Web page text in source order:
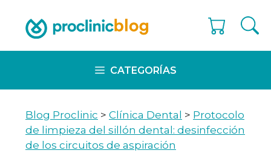
content
CATEGORÍAS
Blog Proclinic > Clínica Dental > Protocolo
de limpieza del sillón dental: desinfección
de los circuitos de aspiración